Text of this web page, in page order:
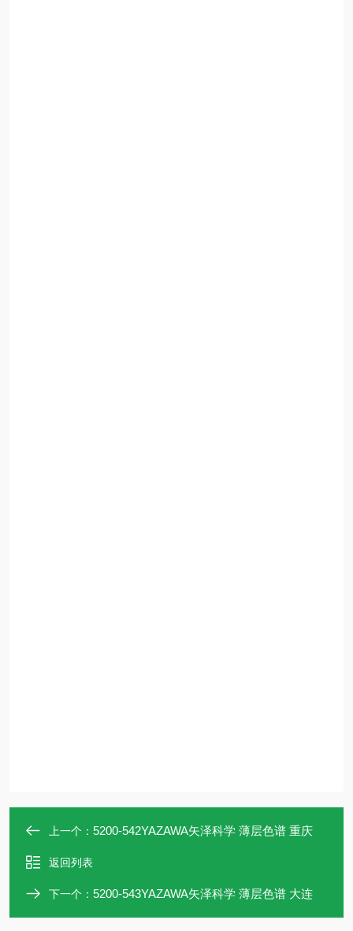
上一个： 5200-542YAZAWA矢泽科学 薄层色谱 重庆
返回列表
下一个： 5200-543YAZAWA矢泽科学 薄层色谱 大连